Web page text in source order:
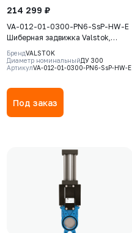
214 299 ₽
VA-012-01-0300-PN6-SsP-HW-E
Шиберная задвижка Valstok,
серия VА, DN 0300, PN=6 Бар,
штурвал, выдвижной шток, корпус
GJS-500-7 (GGG50) , нож AISI304,
БрендVALSTOK
Диаметр номинальныйДУ 300
АртикулVA-012-01-0300-PN6-SsP-HW-E
Под заказ